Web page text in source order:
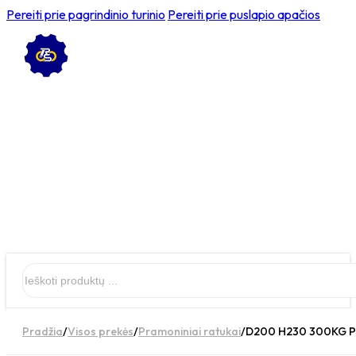
Pereiti prie pagrindinio turinio Pereiti prie puslapio apačios
Pradžia/Visos prekės/Pramoniniai ratukai/D200 H230 300KG